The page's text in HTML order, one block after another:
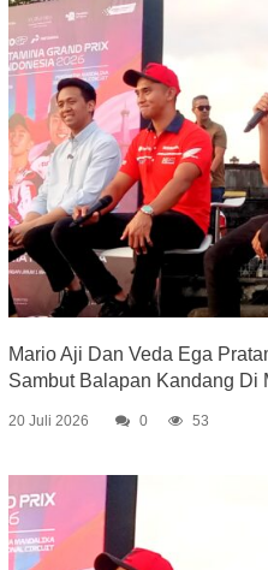
Mario Aji Dan Veda Ega
Sambut Balapan Kandang Di
20 Juli 2026 0 53